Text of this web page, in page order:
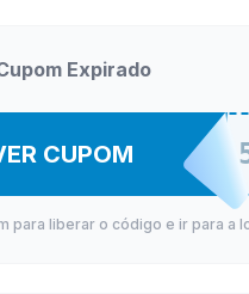
Expirado
CUPOM
para liberar o código e ir para a